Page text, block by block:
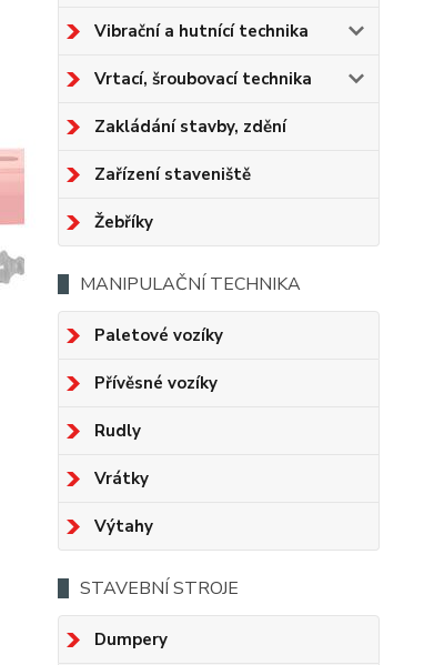
Vibrační a hutnící technika
Vrtací, šroubovací technika
Zakládání stavby, zdění
Zařízení staveniště
Žebříky
MANIPULAČNÍ TECHNIKA
Paletové vozíky
Přívěsné vozíky
Rudly
Vrátky
Výtahy
STAVEBNÍ STROJE
Dumpery